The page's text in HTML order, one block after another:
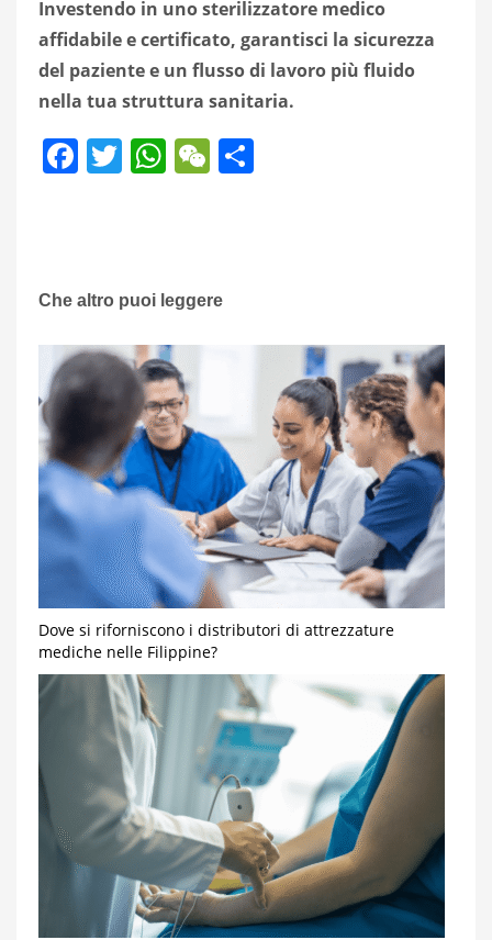
Investendo in uno sterilizzatore medico
affidabile e certificato, garantisci la sicurezza
del paziente e un flusso di lavoro più fluido
nella tua struttura sanitaria.
Facebook
Twitter
WhatsApp
WeChat
Che altro puoi leggere
Dove si riforniscono i distributori di attrezzature
mediche nelle Filippine?